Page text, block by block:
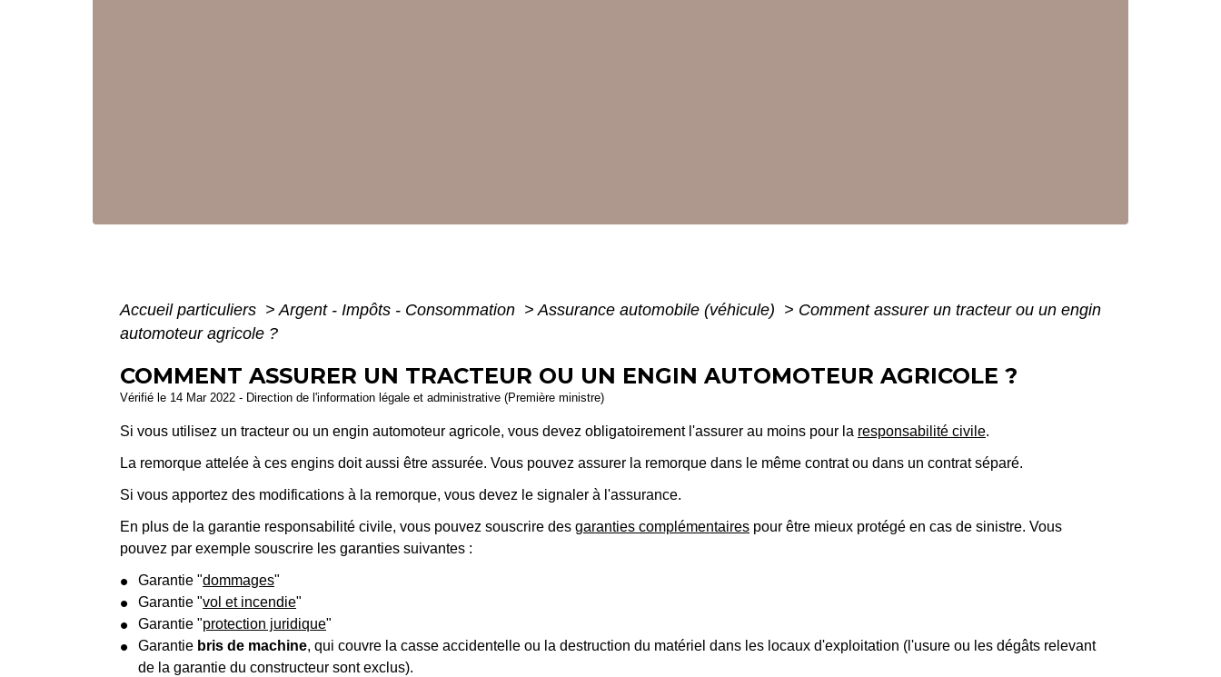
Accueil particuliers > Argent - Impôts - Consommation > Assurance automobile (véhicule) > Comment assurer un tracteur ou un engin
automoteur agricole ?
COMMENT ASSURER UN TRACTEUR OU UN ENGIN AUTOMOTEUR AGRICOLE ?
Vérifié le 14 Mar 2022 - Direction de l'information légale et administrative (Première ministre)
Si vous utilisez un tracteur ou un engin automoteur agricole, vous devez obligatoirement l'assurer au moins pour la responsabilité civile.
La remorque attelée à ces engins doit aussi être assurée. Vous pouvez assurer la remorque dans le même contrat ou dans un contrat séparé.
Si vous apportez des modifications à la remorque, vous devez le signaler à l'assurance.
En plus de la garantie responsabilité civile, vous pouvez souscrire des garanties complémentaires pour être mieux protégé en cas de sinistre. Vous
pouvez par exemple souscrire les garanties suivantes :
Garantie "dommages"
Garantie "vol et incendie"
Garantie "protection juridique"
Garantie bris de machine, qui couvre la casse accidentelle ou la destruction du matériel dans les locaux d'exploitation (l'usure ou les dégâts relevant
de la garantie du constructeur sont exclus).